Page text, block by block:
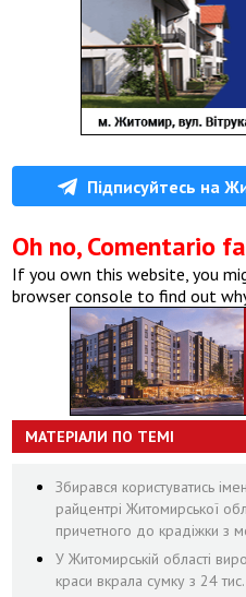
Підписуйтесь на
Oh no, Comentario
If you own this website, you
browser console to find out
МАТЕРІАЛИ ПО ТЕМІ
Збирався користуватись
райцентрі Житомирської
причетного до крадіжки з
У Житомирській області
краси вкрала сумку з 24